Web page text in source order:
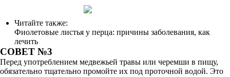
Читайте также:
Фиолетовые листья у перца: причины заболевания, как
лечить
СОВЕТ №3
Перед употреблением медвежьей травы или черемши в пищу,
обязательно тщательно промойте их под проточной водой. Это